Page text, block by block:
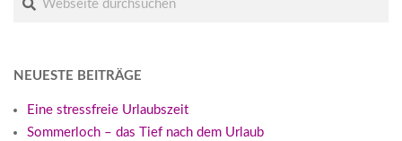
NEUESTE BEITRÄGE
Eine stressfreie Urlaubszeit
Sommerloch – das Tief nach dem Urlaub